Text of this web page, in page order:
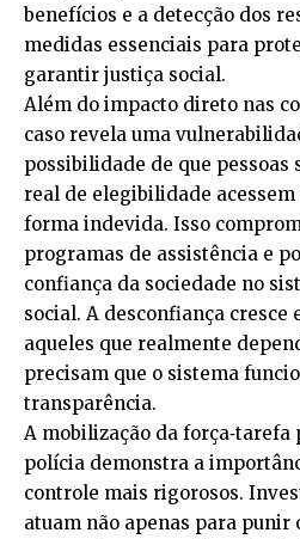
benefícios e a detecção dos
medidas essenciais para
garantir justiça social.
Além do impacto direto nas
caso revela uma
possibilidade de que pessoas
real de elegibilidade
forma indevida. Isso
programas de assistência e
confiança da sociedade no
social. A desconfiança cresce
aqueles que realmente
precisam que o sistema
transparência.
A mobilização da
polícia demonstra a
controle mais rigorosos.
atuam não apenas para punir